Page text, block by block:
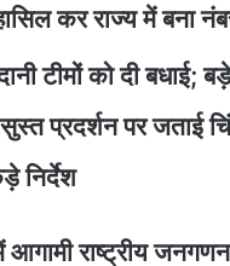
कर राज्य में बना
टीमों को दी बधाई;
प्रदर्शन पर जताई
निर्देश
आगामी राष्ट्रीय